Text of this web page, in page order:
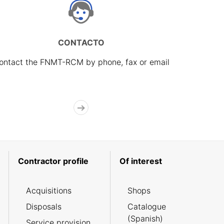
CONTACTO
the FNMT-RCM by phone, fax or email
Contractor profile
Acquisitions
Disposals
Of interest
Shops
Catalogue
(Spanish)